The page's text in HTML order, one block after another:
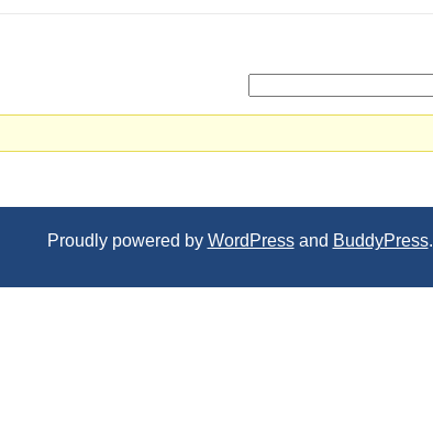
Proudly powered by WordPressand BuddyPress.